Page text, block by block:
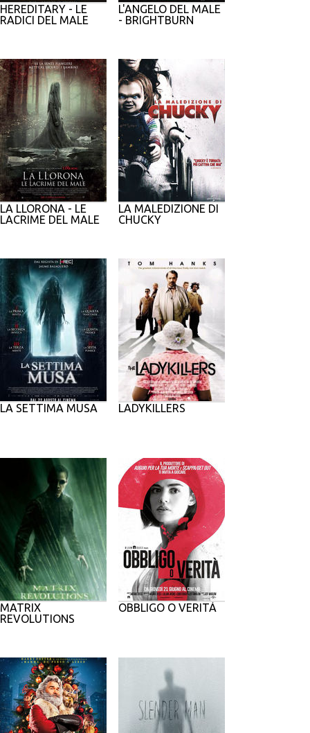
HEREDITARY - LE
RADICI DEL MALE
L'ANGELO DEL MALE
- BRIGHTBURN
LA LLORONA - LE
LACRIME DEL MALE
LA MALEDIZIONE DI
CHUCKY
LA SETTIMA MUSA LADYKILLERS
MATRIX
REVOLUTIONS
OBBLIGO O VERITÀ